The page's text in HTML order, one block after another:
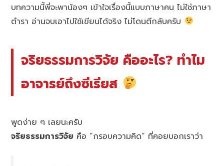
บทความนี้พี่จะพาน้องๆ เข้าใจเรื่องนี้แบบภาษาคน ไม่ใช่ภาษา
ตำรา อ่านจบเอาไปใช้เขียนได้จริง ไม่โดนตีกลับครับ
จริยธรรมการวิจัย คืออะไร? ทำไม
อาจารย์ถึงซีเรียส
พูดง่าย ๆ เลยนะครับ
จริยธรรมการวิจัย คือ “กรอบความคิด” ที่คอยบอกเราว่า